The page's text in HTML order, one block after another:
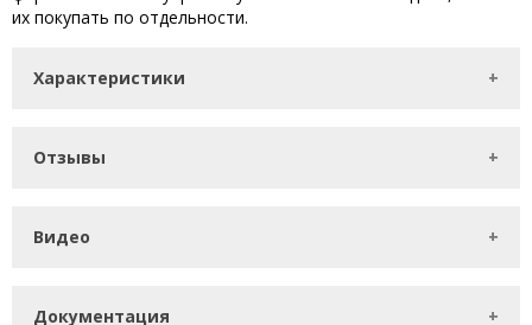
их покупать по отдельности.
Характеристики
Отзывы
Видео
Документация